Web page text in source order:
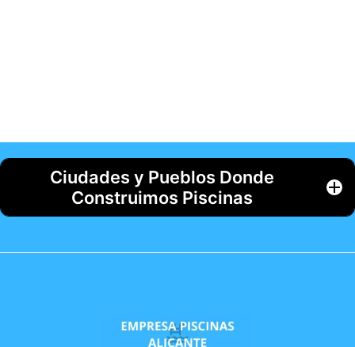
Ciudades y Pueblos Donde
Construimos Piscinas